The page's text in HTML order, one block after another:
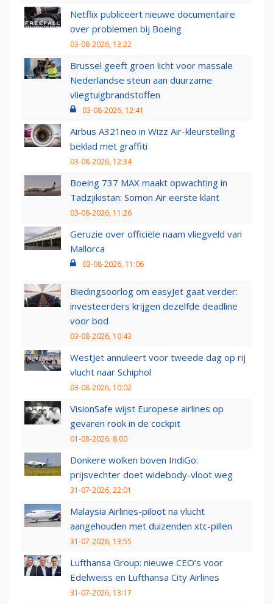
Netflix publiceert nieuwe documentaire
over problemen bij Boeing
03-08-2026, 13:22
Brussel geeft groen licht voor massale
Nederlandse steun aan duurzame
vliegtuigbrandstoffen
03-08-2026, 12:41
Airbus A321neo in Wizz Air-kleurstelling
beklad met graffiti
03-08-2026, 12:34
Boeing 737 MAX maakt opwachting in
Tadzjikistan: Somon Air eerste klant
03-08-2026, 11:26
Geruzie over officiële naam vliegveld van
Mallorca
03-08-2026, 11:06
Biedingsoorlog om easyJet gaat verder:
investeerders krijgen dezelfde deadline
voor bod
03-08-2026, 10:43
WestJet annuleert voor tweede dag op rij
vlucht naar Schiphol
03-08-2026, 10:02
VisionSafe wijst Europese airlines op
gevaren rook in de cockpit
01-08-2026, 8:00
Donkere wolken boven IndiGo:
prijsvechter doet widebody-vloot weg
31-07-2026, 22:01
Malaysia Airlines-piloot na vlucht
aangehouden met duizenden xtc-pillen
31-07-2026, 13:55
Lufthansa Group: nieuwe CEO’s voor
Edelweiss en Lufthansa City Airlines
31-07-2026, 13:17